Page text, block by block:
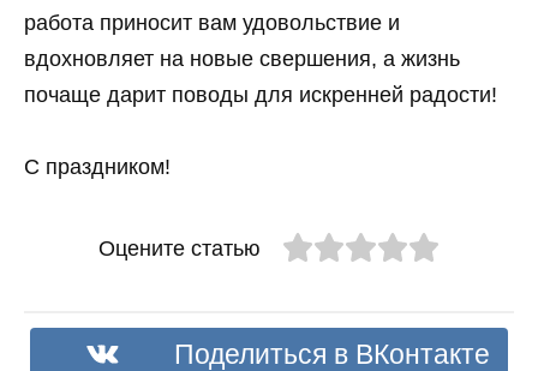
работа приносит вам удовольствие и
вдохновляет на новые свершения, а жизнь
почаще дарит поводы для искренней радости!
С праздником!
Оцените статью
Поделиться в ВКонтакте